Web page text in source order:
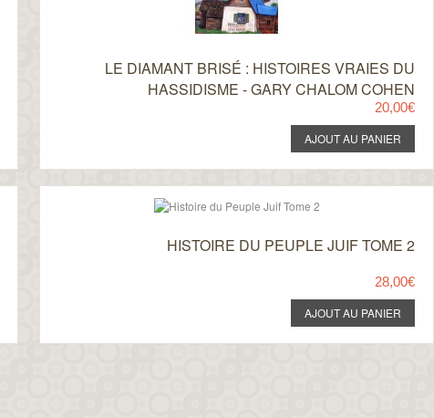
LE DIAMANT BRISÉ : HISTOIRES VRAIES DU
HASSIDISME - GARY CHALOM COHEN
20,00€
HISTOIRE DU PEUPLE JUIF TOME 2
28,00€